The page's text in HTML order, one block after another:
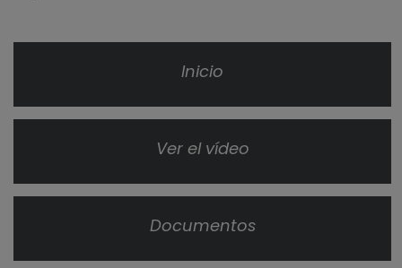
Inicio
Ver el vídeo
Documentos